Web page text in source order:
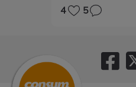
4 5